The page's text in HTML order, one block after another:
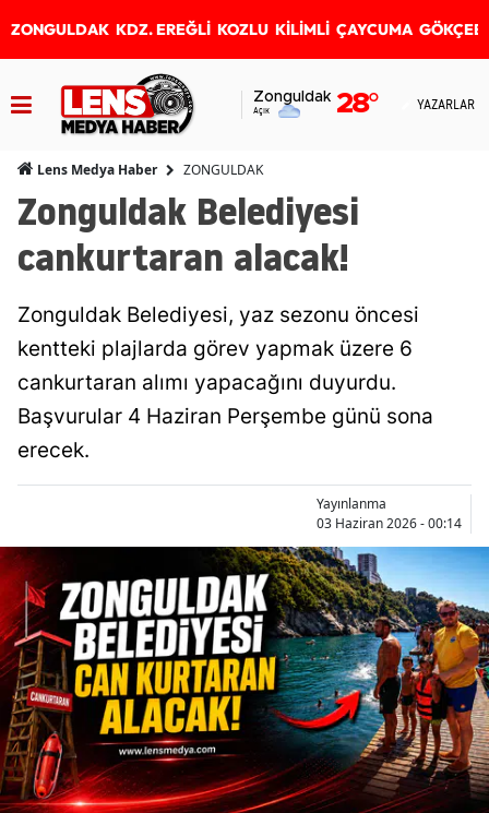
ZONGULDAK KDZ. EREĞLİ KOZLU KİLİMLİ ÇAYCUMA
Zonguldak
Açık 28° YAZARLAR
Lens Medya Haber ZONGULDAK
Zonguldak Belediyesi
cankurtaran alacak!
Zonguldak Belediyesi, yaz sezonu öncesi
kentteki plajlarda görev yapmak üzere 6
cankurtaran alımı yapacağını duyurdu.
Başvurular 4 Haziran Perşembe günü sona
erecek.
Yayınlanma
03 Haziran 2026 - 00:14